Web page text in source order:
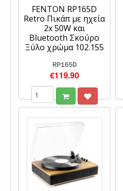
FENTON RP165D
Retro Πικάπ με ηχεία
2x 50W και
Bluetooth Σκούρο
Ξύλο χρώμα 102.155
RP165D
€119.90